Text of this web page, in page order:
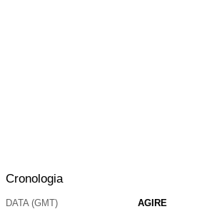
Cronologia
DATA (GMT) AGIRE